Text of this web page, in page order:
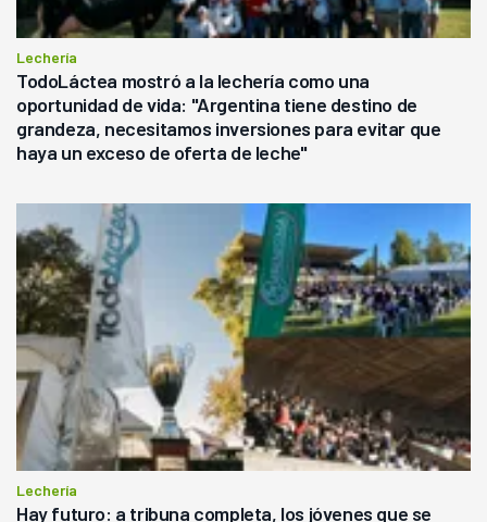
Lechería
TodoLáctea mostró a la lechería como una
oportunidad de vida: "Argentina tiene destino de
grandeza, necesitamos inversiones para evitar que
haya un exceso de oferta de leche"
Lechería
Hay futuro: a tribuna completa, los jóvenes que se